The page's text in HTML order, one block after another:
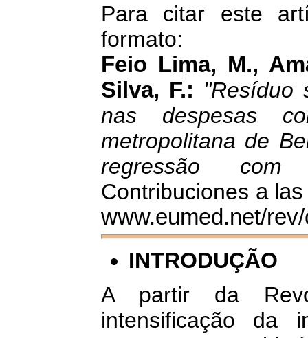
Para citar este
formato:
Feio Lima, M.,
Silva, F.: "Resíduo
nas despesas
metropolitana de
regressão com
Contribuciones a
www.eumed.net/
INTRODUÇÃO
A partir da
intensificação da